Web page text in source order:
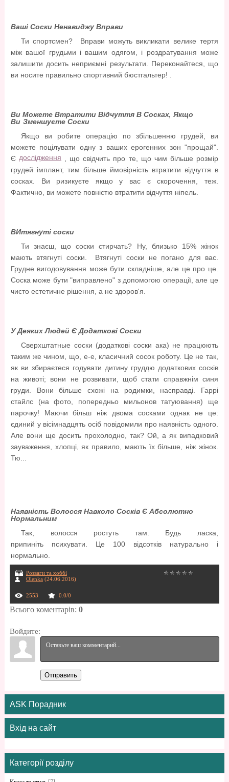
Ваші Соски Ненавиджу Вправи
Ти спортсмен? Вправи можуть викликати велике тертя
між вашої грудьми і вашим одягом, і роздратування може
залишити досить неприємні результати. Переконайтеся, що
ви носите правильно спортивний бюстгальтер! .
Ви Можете Втратити Відчуття В Сосках, Якщо
Ви Зменшуєте Соски
Якщо ви робите операцію по збільшенню грудей, ви
можете поцілувати одну з ваших ерогенних зон "прощай".
Єдослідження , що свідчить про те, що чим більше розмір
грудей імплант, тим більше ймовірність втратити відчуття в
сосках. Ви ризикуєте якщо у вас є скорочення, теж.
Фактично, ви можете повністю втратити відчуття ніпель.
ВИтягнуті соски
Ти знаєш, що соски стирчать? Ну, близько 15% жінок
мають втягнуті соски. Втягнуті соски не погано для вас.
Грудне вигодовування може бути складніше, але це про це.
Соска може бути "виправлено" з допомогою операції, але це
чисто естетичне рішення, а не здоров'я.
У Деяких Людей Є Додаткові Соски
Сверхштатные соски (додаткові соски ака) не працюють
таким же чином, що, е-е, класичний сосок роботу. Це не так,
як ви збираєтеся годувати дитину груддю додаткових сосків
на животі; вони не розвивати, щоб стати справжнім синя
груди. Вони більше схожі на родимки, насправді. Гаррі
стайлс (на фото, попередньо мильонов татуювання) ще
парочку! Маючи більш ніж двома сосками однак не це:
єдиний у вісімнадцять осіб повідомили про наявність одного.
Але вони ще досить прохолодно, так? Ой, а як випадковий
зауваження, хлопці, як правило, мають їх більше, ніж жінок.
Тю...
Наявність Волосся Навколо Сосків Є Абсолютно
Нормальним
Так, волосся ростуть там. Будь ласка,
припиніть психувати. Це 100 відсотків натурально і
нормально.
Розваги та хоббі
Olenka (24.06.2016)
2553 0.0/0
Всього коментарів: 0
Войдите:
Отправить
ASK Порадник
Вхід на сайт
Категорії розділу